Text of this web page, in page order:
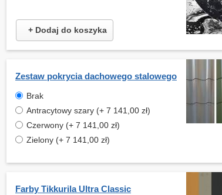
+ Dodaj do koszyka
Zestaw pokrycia dachowego stalowego
Brak
Antracytowy szary (+ 7 141,00 zł)
Czerwony (+ 7 141,00 zł)
Zielony (+ 7 141,00 zł)
Farby Tikkurila Ultra Classic